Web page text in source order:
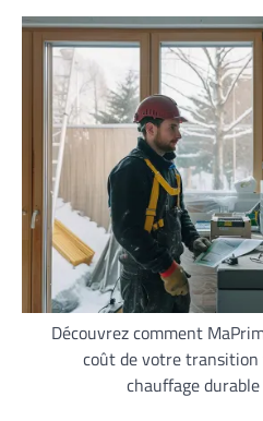
Découvrez comment
coût de votre transition
chauffage